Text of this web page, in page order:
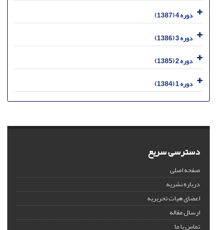
دوره 4 (1387)
دوره 3 (1386)
دوره 2 (1385)
دوره 1 (1384)
دسترسی سریع
صفحه اصلی
درباره نشریه
اعضای هیات تحریریه
ارسال مقاله
تماس با ما